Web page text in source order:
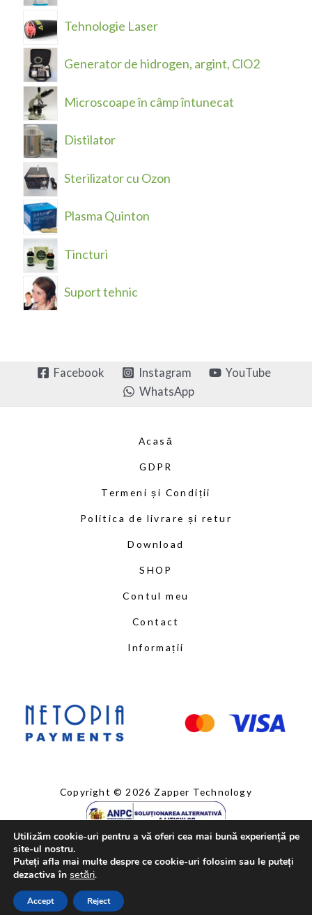
Tehnologie Laser
Generator de hidrogen, argint, ClO2
Microscoape în câmp întunecat
Distilator
Sterilizator cu Ozon
Plasma Quinton
Tincturi
Suport tehnic
Facebook Instagram
YouTube
WhatsApp
Acasă
GDPR
Termeni și Condiții
Politica de livrare și retur
Download
SHOP
Contul meu
Contact
Informații
Copyright © 2026 Zapper Technology
Utilizăm cookie-uri pentru a vă oferi cea mai bună experiență pe
site-ul nostru.
Puteți afla mai multe despre ce cookie-uri folosim sau le puteți
dezactiva în setări.
Accept Reject